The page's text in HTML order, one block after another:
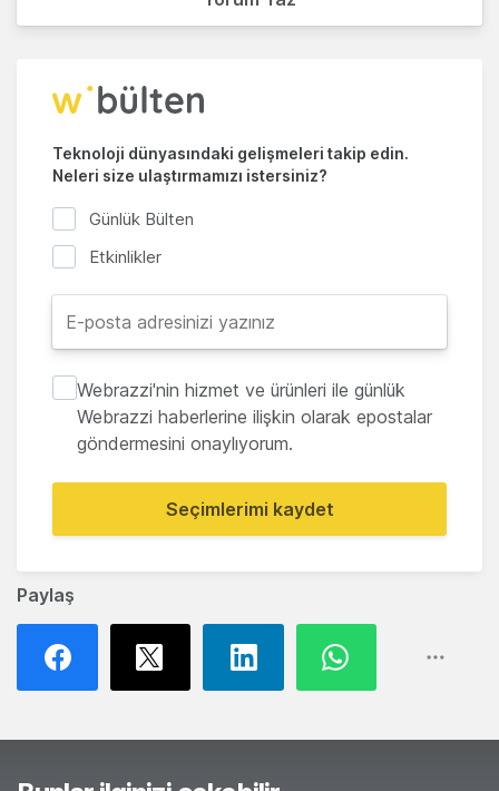
Paylaş
Teknoloji dünyasındaki gelişmeleri takip edin.
Neleri size ulaştırmamızı istersiniz?
Günlük Bülten
Etkinlikler
Webrazzi'nin hizmet ve ürünleri ile günlük
Webrazzi haberlerine ilişkin olarak epostalar
göndermesini onaylıyorum.
Seçimlerimi kaydet